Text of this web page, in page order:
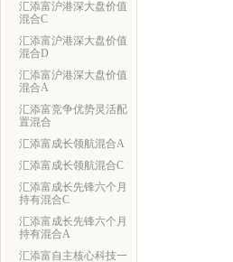
汇添富沪港深大盘价值
混合C
汇添富沪港深大盘价值
混合D
汇添富沪港深大盘价值
混合A
汇添富竞争优势灵活配
置混合
汇添富成长领航混合A
汇添富成长领航混合C
汇添富成长先锋六个月
持有混合C
汇添富成长先锋六个月
持有混合A
汇添富自主核心科技一